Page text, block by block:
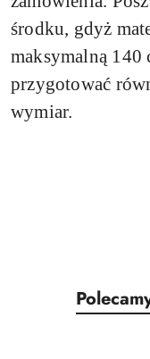
środku, gdyż
maksymalną 140
przygotować
wymiar.
Pomiń karuzelę
Produkty
o